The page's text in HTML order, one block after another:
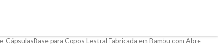
CápsulasBase para Copos Lestral Fabricada em Bambu com Abre-